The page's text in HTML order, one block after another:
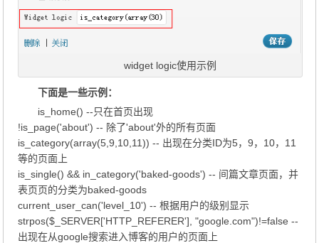
widget logic使用示例
下面是一些示例：
is_home() --只在首页出现
!is_page('about') -- 除了'about'外的所有页面
is_category(array(5,9,10,11)) -- 出现在分类ID为5，9，10，11
等的页面上
is_single() && in_category('baked-goods') -- 间篇文章页面，并
表页页的分类为baked-goods
current_user_can('level_10') -- 根据用户的级别显示
strpos($_SERVER['HTTP_REFERER'], "google.com")!=false --
出现在从google搜索进入博客的用户的页面上